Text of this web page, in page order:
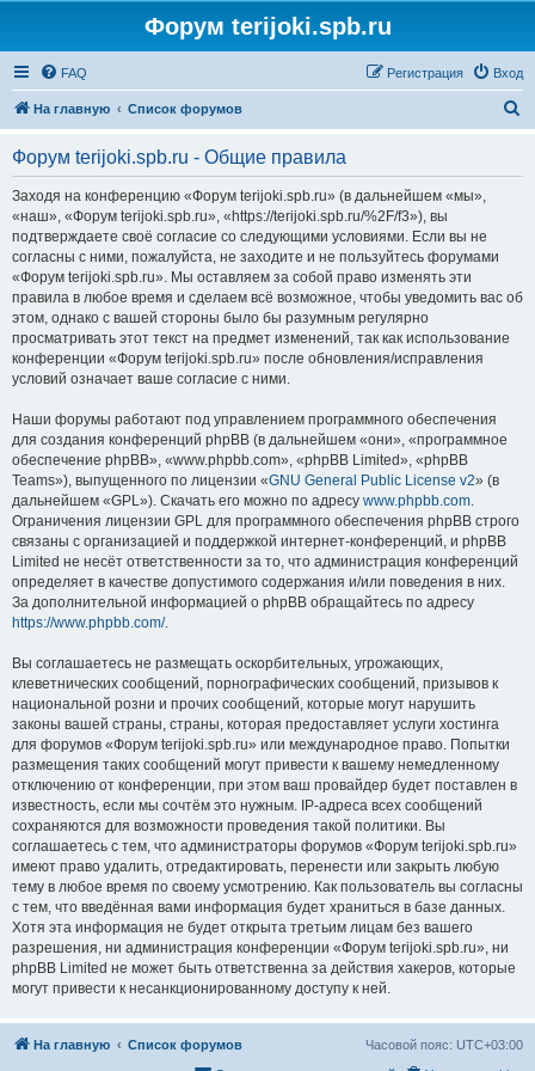
Форум terijoki.spb.ru
FAQ Вход
Регистрация
На главную Список форумов
Форум terijoki.spb.ru - Общие правила
Заходя на конференцию «Форум terijoki.spb.ru» (в дальнейшем «мы»,
«наш», «Форум terijoki.spb.ru», «https://terijoki.spb.ru/%2F/f3»), вы
подтверждаете своё согласие со следующими условиями. Если вы не
согласны с ними, пожалуйста, не заходите и не пользуйтесь форумами
«Форум terijoki.spb.ru». Мы оставляем за собой право изменять эти
правила в любое время и сделаем всё возможное, чтобы уведомить вас об
этом, однако с вашей стороны было бы разумным регулярно
просматривать этот текст на предмет изменений, так как использование
конференции «Форум terijoki.spb.ru» после обновления/исправления
условий означает ваше согласие с ними.
Наши форумы работают под управлением программного обеспечения
для создания конференций phpBB (в дальнейшем «они», «программное
обеспечение phpBB», «www.phpbb.com», «phpBB Limited», «phpBB
Teams»), выпущенного по лицензии «GNU General Public License v2» (в
дальнейшем «GPL»). Скачать его можно по адресу www.phpbb.com.
Ограничения лицензии GPL для программного обеспечения phpBB строго
связаны с организацией и поддержкой интернет-конференций, и phpBB
Limited не несёт ответственности за то, что администрация конференций
определяет в качестве допустимого содержания и/или поведения в них.
За дополнительной информацией о phpBB обращайтесь по адресу
https://www.phpbb.com/.
Вы соглашаетесь не размещать оскорбительных, угрожающих,
клеветнических сообщений, порнографических сообщений, призывов к
национальной розни и прочих сообщений, которые могут нарушить
законы вашей страны, страны, которая предоставляет услуги хостинга
для форумов «Форум terijoki.spb.ru» или международное право. Попытки
размещения таких сообщений могут привести к вашему немедленному
отключению от конференции, при этом ваш провайдер будет поставлен в
известность, если мы сочтём это нужным. IP-адреса всех сообщений
сохраняются для возможности проведения такой политики. Вы
соглашаетесь с тем, что администраторы форумов «Форум terijoki.spb.ru»
имеют право удалить, отредактировать, перенести или закрыть любую
тему в любое время по своему усмотрению. Как пользователь вы согласны
с тем, что введённая вами информация будет храниться в базе данных.
Хотя эта информация не будет открыта третьим лицам без вашего
разрешения, ни администрация конференции «Форум terijoki.spb.ru», ни
phpBB Limited не может быть ответственна за действия хакеров, которые
могут привести к несанкционированному доступу к ней.
На главную Список форумов Часовой пояс: UTC+03:00